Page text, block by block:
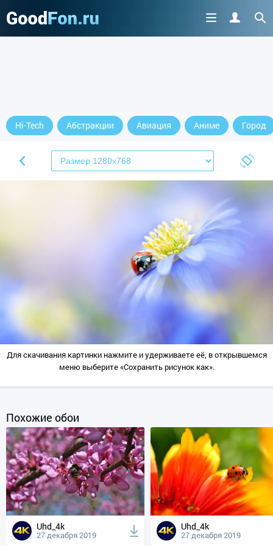
Hi-Tech Абстракции Авиация Аниме Город
Для скачивания картинки нажмите и удерживаете её, в открывшемся
меню выберите «Сохранить рисунок как».
Похожие обои
Uhd_4k
27 декабря 2019
Uhd_4k
27 декабря 2019